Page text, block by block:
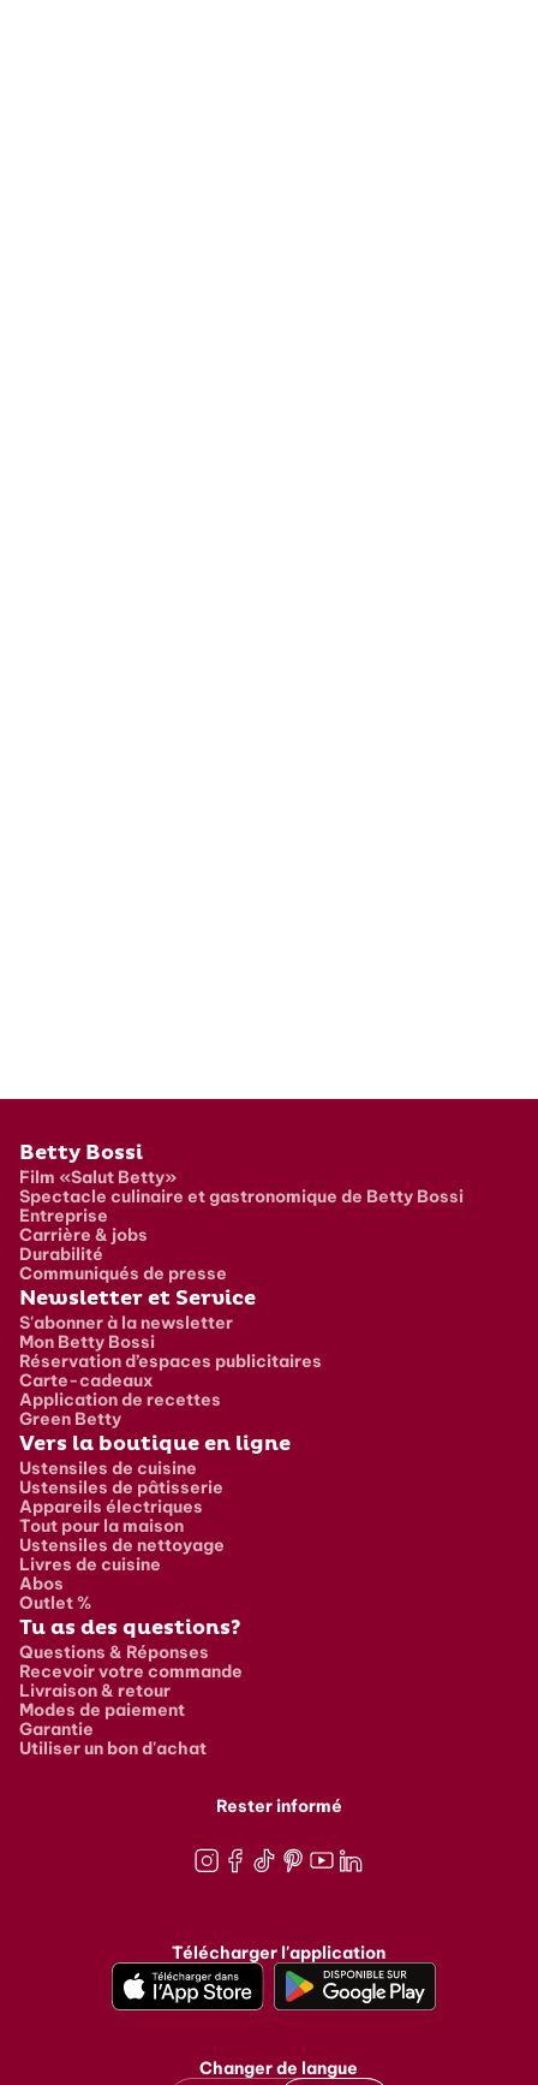
Pied de page
Betty Bossi
Film «Salut Betty»
Spectacle culinaire et gastronomique de Betty Bossi
Entreprise
Carrière & jobs
Durabilité
Communiqués de presse
Newsletter et Service
S'abonner à la newsletter
Mon Betty Bossi
Réservation d’espaces publicitaires
Carte-cadeaux
Application de recettes
Green Betty
Vers la boutique en ligne
Ustensiles de cuisine
Ustensiles de pâtisserie
Appareils électriques
Tout pour la maison
Ustensiles de nettoyage
Livres de cuisine
Abos
Outlet %
Tu as des questions?
Questions & Réponses
Recevoir votre commande
Livraison & retour
Modes de paiement
Garantie
Utiliser un bon d'achat
Rester informé
Télécharger l'application
Changer de langue